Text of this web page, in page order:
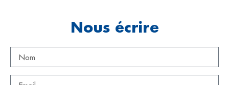
Nous écrire